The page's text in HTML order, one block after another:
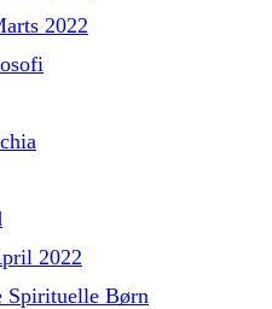
2022
2022
Spirituelle Børn